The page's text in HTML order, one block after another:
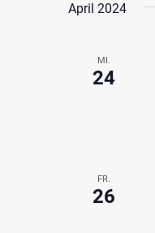
April 2024
MI.
24
FR.
26